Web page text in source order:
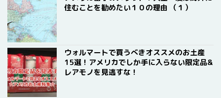
住むことを勧めたい１０の理由 （１）
ウォルマートで買うべきオススメのお土産
15選！アメリカでしか手に入らない限定品&
レアモノを見逃すな！